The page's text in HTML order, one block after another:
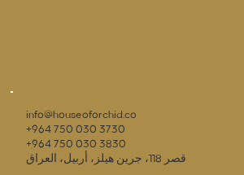
info@houseoforchid.co
+964 750 030 3730
+964 750 030 3830
قصر 118، جرين هيلز، أربيل، العراق